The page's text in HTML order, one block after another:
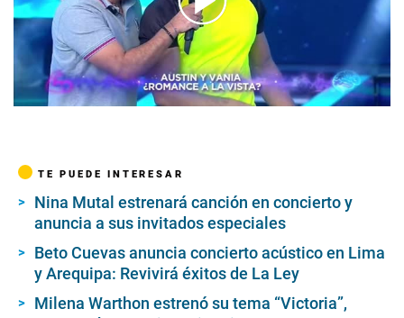
00:00/02:35
TE PUEDE INTERESAR
Nina Mutal estrenará canción en concierto y
anuncia a sus invitados especiales
Beto Cuevas anuncia concierto acústico en Lima
y Arequipa: Revivirá éxitos de La Ley
Milena Warthon estrenó su tema “Victoria”,